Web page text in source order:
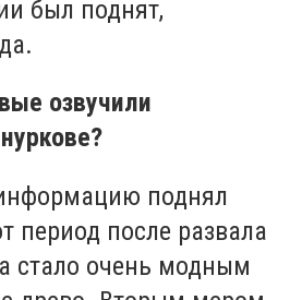
был поднят,
озвучили
поднял
период после развала
стало очень модным